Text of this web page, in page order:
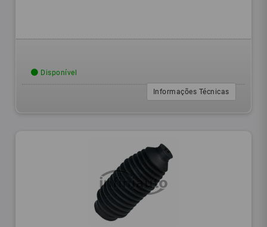
Disponível
Informações Técnicas